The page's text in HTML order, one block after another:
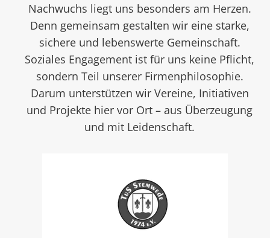
Nachwuchs liegt uns besonders am Herzen.
Denn gemeinsam gestalten wir eine starke,
sichere und lebenswerte Gemeinschaft.
Soziales Engagement ist für uns keine Pflicht,
sondern Teil unserer Firmenphilosophie.
Darum unterstützen wir Vereine, Initiativen
und Projekte hier vor Ort – aus Überzeugung
und mit Leidenschaft.